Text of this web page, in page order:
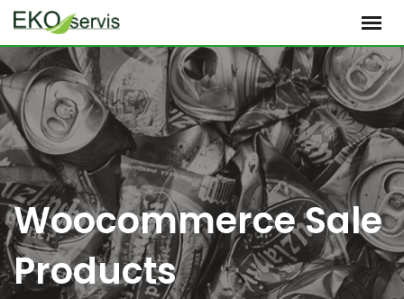
i
p
t
o
c
o
n
t
e
n
Woocommerce Sale
Products